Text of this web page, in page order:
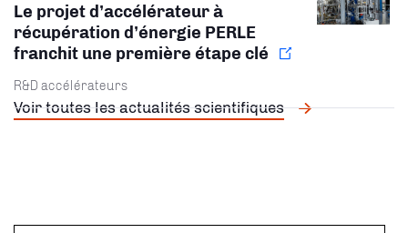
Voir toutes les actualités scientifiques
Le projet d’accélérateur à
récupération d’énergie PERLE
franchit une première étape clé
R&D accélérateurs